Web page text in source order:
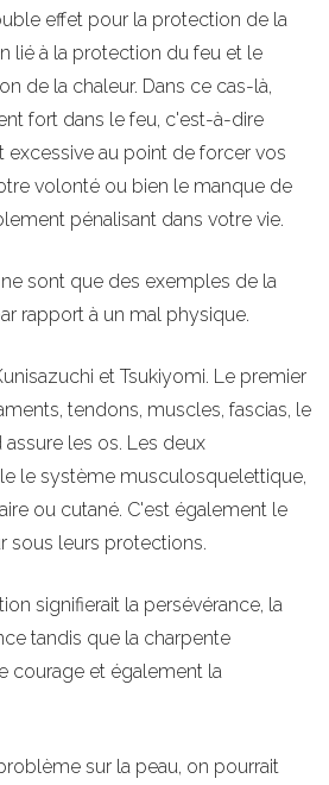
effet pour la protection de la
lié à la protection du feu et le
de la chaleur. Dans ce cas-là,
fort dans le feu, c'est-à-dire
excessive au point de forcer vos
volonté ou bien le manque de
pénalisant dans votre vie.
sont que des exemples de la
rapport à un mal physique.
et Tsukiyomi. Le premier
tendons, muscles, fascias, le
les os. Les deux
le système musculosquelettique,
ou cutané. C'est également le
sous leurs protections.
signifierait la persévérance, la
tandis que la charpente
courage et également la
sur la peau, on pourrait